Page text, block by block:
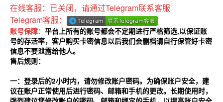
在线客服：已关闭，请通过Telegram联系客服
Telegram客服：
账号保障： 平台上所有的账号都会不定期进行严格筛选,以保证账
号的存活率，客户购买卡密信息以后我们会删档请自行保管好卡密
信息不要泄露给他人。
售后规则：
一：登录后的2小时内，请勿修改账户密码。为确保账户安全，建
议在账户正常使用后进行密码、邮箱和手机的更改。长期使用时，